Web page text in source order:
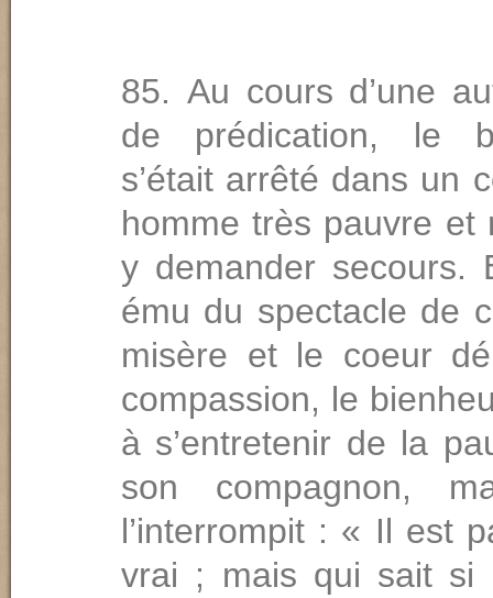
Au cours d’une
de prédication, le
s’était arrêté dans un
homme très pauvre et
y demander secours.
ému du spectacle de
misère et le coeur
compassion, le
à s’entretenir de la
son compagnon,
l’interrompit : « Il est
vrai ; mais qui sait si